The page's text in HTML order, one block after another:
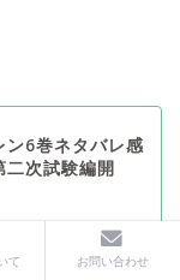
ン6巻ネタバレ感
二次試験編開
て お問い合わせ